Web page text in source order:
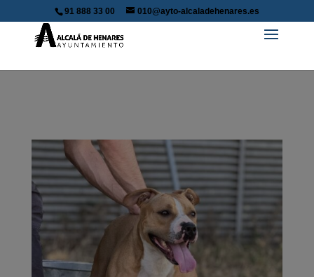
91 888 33 00 010@ayto-alcaladehenares.es